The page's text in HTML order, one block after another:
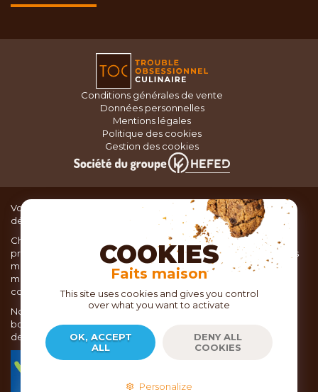
Conditions générales de vente
Données personnelles
Mentions légales
Politique des cookies
Gestion des cookies
Vous recherchez du matériel de cuisine pour concocter de
délicieux plats ou des pâtisseries dignes d’un grand chef ?
Chez TOC, boutique d’ustensiles de cuisine, nous vous
proposons une large sélection de produits issus des meilleures
marques de matériel de cuisine: Ustensiles de pâtisserie,
matériel de cuisson, service de table, ustensiles de cuisine,
coutellerie, set picnic.
Nous vous réservons un accueil chaleureux au sein de nos 21
boutiques, mais vous trouverez également tout votre matériel
de cuisine en ligne sur notre site internet toc.fr
commerce et de la vente à distance depuis 2018.
COOKIES
Faits maison
This site uses cookies and gives you control
over what you want to activate
OK, ACCEPT
ALL
DENY ALL
COOKIES
Personalize